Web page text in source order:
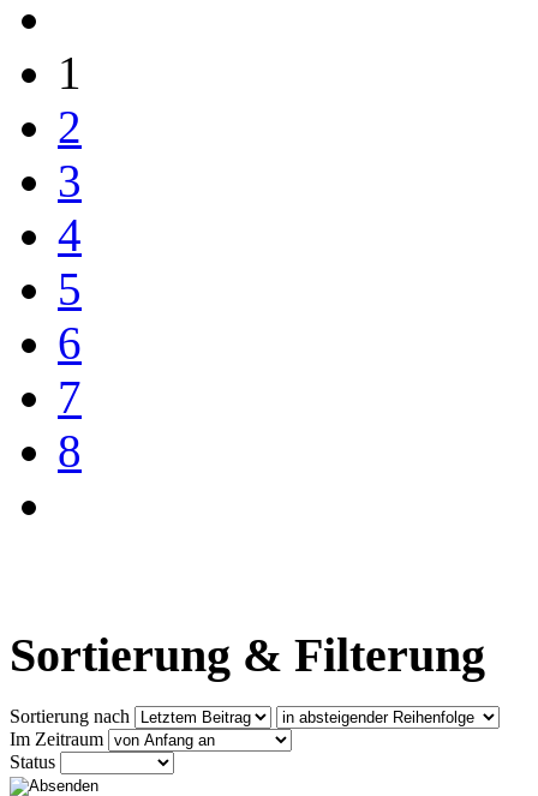
1
2
3
4
5
6
7
8
Sortierung & Filterung
Sortierung nach
Im Zeitraum
Status